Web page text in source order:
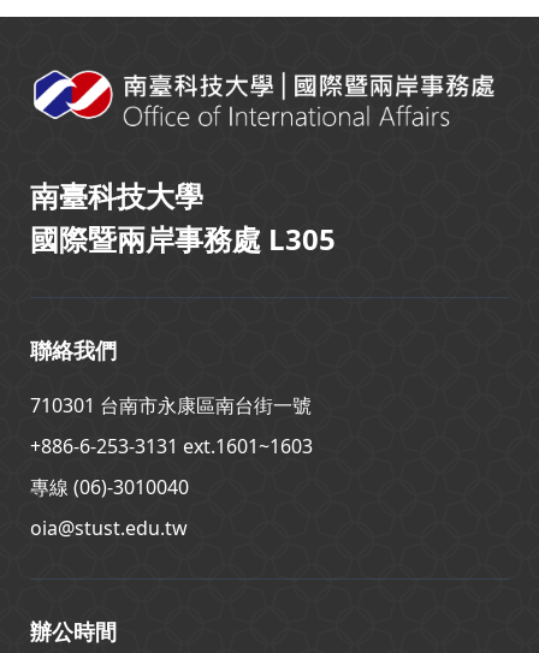
:::
南臺科技大學
國際暨兩岸事務處 L305
聯絡我們
710301 台南市永康區南台街一號
+886-6-253-3131 ext.1601~1603
專線 (06)-3010040
oia@stust.edu.tw
辦公時間